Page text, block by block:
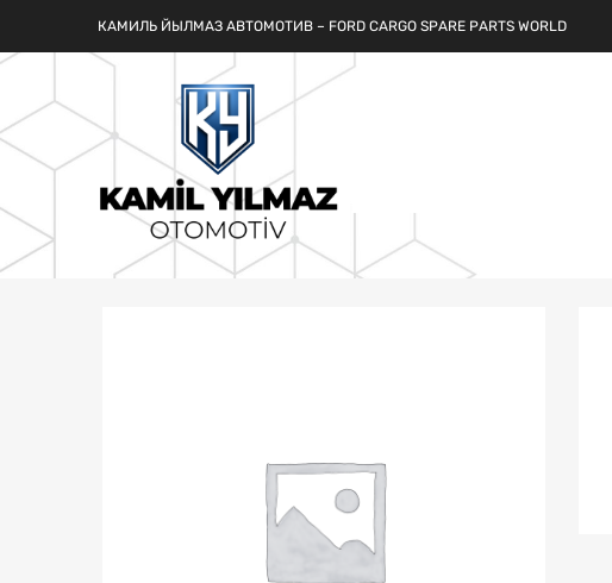
КАМИЛЬ ЙЫЛМАЗ АВТОМОТИВ – FORD CARGO SPARE PARTS WORLD